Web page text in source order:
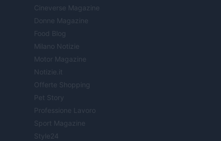
Cineverse Magazine
Donne Magazine
Food Blog
Milano Notizie
Motor Magazine
Notizie.it
Offerte Shopping
Pet Story
Professione Lavoro
Sport Magazine
Style24